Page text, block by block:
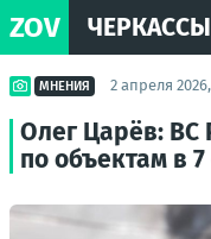
ZOV ЧЕРКАССЫ
МНЕНИЯ 2 апреля 2026,
Олег Царёв:
по объектам в